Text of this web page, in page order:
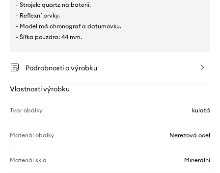
- Strojek: quartz na baterii.
- Reflexní prvky.
- Model má chronograf a datumovku.
- Šířka pouzdra: 44 mm.
Podrobnosti o výrobku
Vlastnosti výrobku
Tvar obálky kulatá
Materiál obálky Nerezová ocel
Materiál skla Minerální